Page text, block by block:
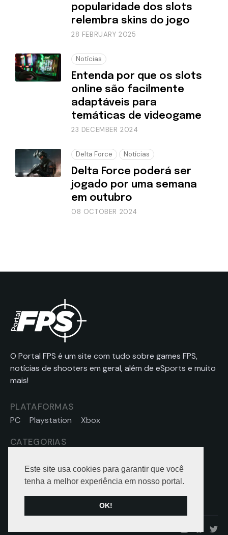
Este site usa cookies para garantir que você
tenha a melhor experiência em nosso portal.
OK!
popularidade dos slots
relembra skins do jogo
28 FEBRUARY 2025
Notícias
Entenda por que os slots
online são facilmente
adaptáveis para
temáticas de videogame
23 DECEMBER 2024
Delta Force Notícias
Delta Force poderá ser
jogado por uma semana
em outubro
08 OCTOBER 2024
O Portal FPS é um site com tudo sobre games FPS,
notícias de shooters em geral, além de eSports e muito
mais!
PLATAFORMAS
PC Playstation Xbox
CATEGORIAS
SOBRE